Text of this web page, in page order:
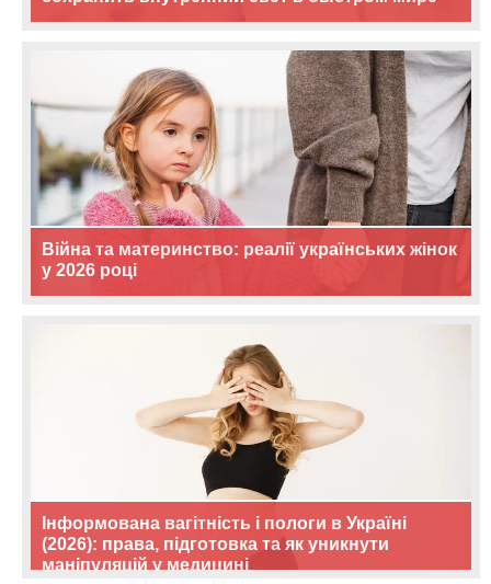
Війна та материнство: реалії українських жінок
у 2026 році
Інформована вагітність і пологи в Україні
(2026): права, підготовка та як уникнути
маніпуляцій у медицині